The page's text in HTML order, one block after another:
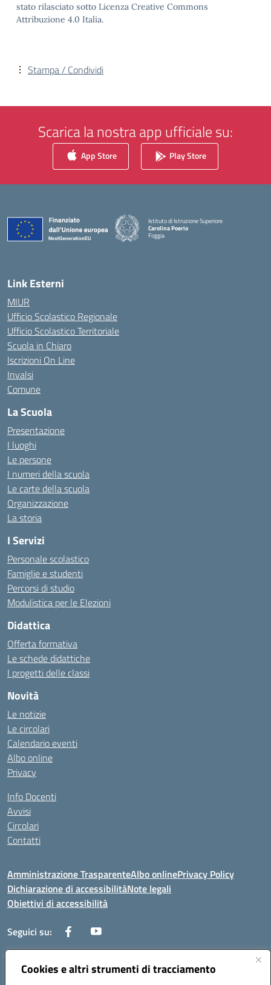
Cookies e altri strumenti di tracciamento
stato rilasciato sotto Licenza Creative Commons
Attribuzione 4.0 Italia.
Stampa / Condividi
Scarica la nostra app ufficiale su:
App Store Play Store
Istituto di Istruzione Superiore
Carolina Poerio
Foggia
— Visita la pagina iniziale della scuola
Link Esterni
MIUR
Ufficio Scolastico Regionale
Ufficio Scolastico Territoriale
Scuola in Chiaro
Iscrizioni On Line
Invalsi
Comune
La Scuola
Presentazione
I luoghi
Le persone
I numeri della scuola
Le carte della scuola
Organizzazione
La storia
I Servizi
Personale scolastico
Famiglie e studenti
Percorsi di studio
Modulistica per le Elezioni
Didattica
Offerta formativa
Le schede didattiche
I progetti delle classi
Novità
Le notizie
Le circolari
Calendario eventi
Albo online
Privacy
Info Docenti
Avvisi
Circolari
Contatti
Amministrazione TrasparenteAlbo onlinePrivacy Policy
Dichiarazione di accessibilitàNote legali
Obiettivi di accessibilità
Seguici su:
Corso Roma, 1 71100 FOGGIA (FG)